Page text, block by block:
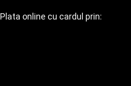
Plata online cu cardul prin: